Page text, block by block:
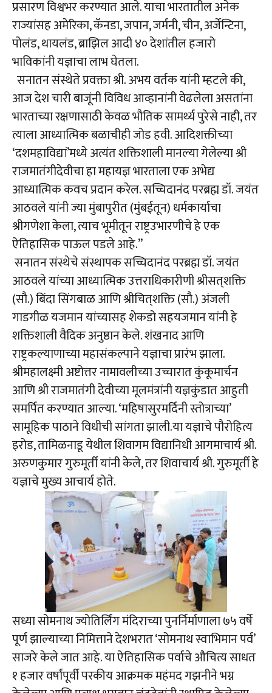
प्रसारण विश्वभर करण्यात आले. याचा भारतातील अनेक
राज्यांसह अमेरिका, कॅनडा, जपान, जर्मनी, चीन, अर्जेन्टिना,
पोलंड, थायलंड, ब्राझिल आदी ४० देशांतील हजारो
भाविकांनी यज्ञाचा लाभ घेतला.
सनातन संस्थेते प्रवक्ता श्री. अभय वर्तक यांनी म्हटले की,
आज देश चारी बाजूंनी विविध आव्हानांनी वेढलेला असतांना
भारताच्या रक्षणासाठी केवळ भौतिक सामर्थ्य पुरेसे नाही, तर
त्याला आध्यात्मिक बळाचीही जोड हवी. आदिशक्तीच्या
‘दशमहाविद्यां’मध्ये अत्यंत शक्तिशाली मानल्या गेलेल्या श्री
राजमातंगीदेवीचा हा महायज्ञ भारताला एक अभेद्य
आध्यात्मिक कवच प्रदान करेल. सच्चिदानंद परब्रह्म डॉ. जयंत
आठवले यांनी ज्या मुंबापुरीत (मुंबईतून) धर्मकार्याचा
श्रीगणेशा केला, त्याच भूमीतून राष्ट्रउभारणीचे हे एक
ऐतिहासिक पाऊल पडले आहे.”
सनातन संस्थेचे संस्थापक सच्चिदानंद परब्रह्म डॉ. जयंत
आठवले यांच्या आध्यात्मिक उत्तराधिकारीणी श्रीसत्‌शक्ति
(सौ.) बिंदा सिंगबाळ आणि श्रीचित्‌शक्ति (सौ.) अंजली
गाडगीळ यजमान यांच्यासह शेकडो सहयजमान यांनी हे
शक्तिशाली वैदिक अनुष्ठान केले. शंखनाद आणि
राष्ट्रकल्याणाच्या महासंकल्पाने यज्ञाचा प्रारंभ झाला.
श्रीमहालक्ष्मी अष्टोत्तर नामावलीच्या उच्चारात कुंकूमार्चन
आणि श्री राजमातंगी देवीच्या मूलमंत्रांनी यज्ञकुंडात आहुती
समर्पित करण्यात आल्या. ‘महिषासुरमर्दिनी स्तोत्राच्या’
सामूहिक पाठाने विधीची सांगता झाली.या यज्ञाचे पौरोहित्य
इरोड, तामिळनाडू येथील शिवागम विद्यानिधी आगमाचार्य श्री.
अरुणकुमार गुरुमूर्ती यांनी केले, तर शिवाचार्य श्री. गुरुमूर्ती हे
यज्ञाचे मुख्य आचार्य होते.
सध्या सोमनाथ ज्योतिर्लिंग मंदिराच्या पुनर्निर्माणाला ७५ वर्षे
पूर्ण झाल्याच्या निमित्ताने देशभरात ‘सोमनाथ स्वाभिमान पर्व’
साजरे केले जात आहे. या ऐतिहासिक पर्वाचे औचित्य साधत
१ हजार वर्षांपूर्वी परकीय आक्रमक महंमद गझनीने भग्न